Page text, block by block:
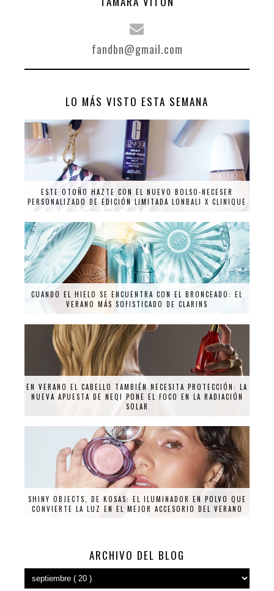
fandbn@gmail.com
LO MÁS VISTO ESTA SEMANA
ESTE OTOÑO HAZTE CON EL NUEVO BOLSO-NECESER
PERSONALIZADO DE EDICIÓN LIMITADA LONBALI X CLINIQUE
CUANDO EL HIELO SE ENCUENTRA CON EL BRONCEADO: EL
VERANO MÁS SOFISTICADO DE CLARINS
EN VERANO EL CABELLO TAMBIÉN NECESITA PROTECCIÓN: LA
NUEVA APUESTA DE NEQI PONE EL FOCO EN LA RADIACIÓN
SOLAR
SHINY OBJECTS, DE KOSAS: EL ILUMINADOR EN POLVO QUE
CONVIERTE LA LUZ EN EL MEJOR ACCESORIO DEL VERANO
ARCHIVO DEL BLOG